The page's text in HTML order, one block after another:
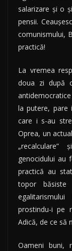
salarizare şi o
pensii.
comunismului,
practică!
La vremea
doua zi după
la putere, pare
care i s-au
Oprea, un
genocidului au
practică au
topor
prostindu-i pe
Adică, de ce să
Oameni buni,